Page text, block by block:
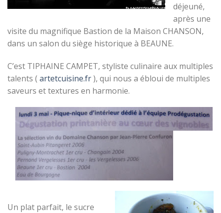
déjeuné,
après une
visite du magnifique Bastion de la Maison CHANSON,
dans un salon du siège historique à BEAUNE.
C’est TIPHAINE CAMPET, styliste culinaire aux multiples
talents ( artetcuisine.fr), qui nous a ébloui de multiples
saveurs et textures en harmonie.
Un plat parfait, le sucre